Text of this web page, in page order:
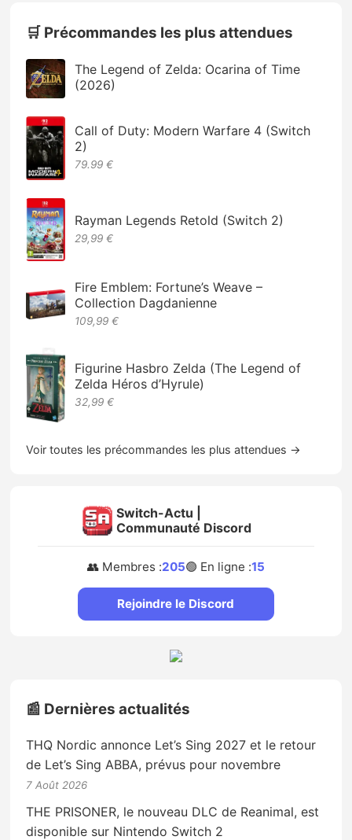
🛒 Précommandes les plus attendues
The Legend of Zelda: Ocarina of Time
(2026)
Call of Duty: Modern Warfare 4 (Switch
2)
79.99 €
Rayman Legends Retold (Switch 2)
29,99 €
Fire Emblem: Fortune’s Weave –
Collection Dagdanienne
109,99 €
Figurine Hasbro Zelda (The Legend of
Zelda Héros d’Hyrule)
32,99 €
Voir toutes les précommandes les plus attendues →
Switch-Actu |
Communauté Discord
👥 Membres :205🟢 En ligne :15
Rejoindre le Discord
📰 Dernières actualités
THQ Nordic annonce Let’s Sing 2027 et le retour
de Let’s Sing ABBA, prévus pour novembre
7 Août 2026
THE PRISONER, le nouveau DLC de Reanimal, est
disponible sur Nintendo Switch 2